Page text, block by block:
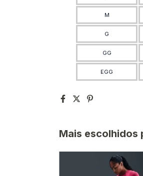
M
G
GG
EGG
Mais escolhidos